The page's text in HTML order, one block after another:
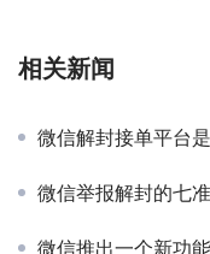
相关新闻
微信解封接单平台
微信举报解封的七
微信推出一个新功